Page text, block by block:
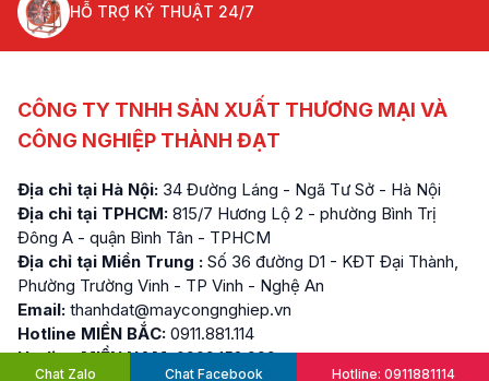
HỖ TRỢ KỸ THUẬT 24/7
CÔNG TY TNHH SẢN XUẤT THƯƠNG MẠI VÀ
CÔNG NGHIỆP THÀNH ĐẠT
Địa chỉ tại Hà Nội: 34 Đường Láng - Ngã Tư Sở - Hà Nội
Địa chỉ tại TPHCM: 815/7 Hương Lộ 2 - phường Bình Trị
Đông A - quận Bình Tân - TPHCM
Địa chỉ tại Miền Trung : Số 36 đường D1 - KĐT Đại Thành,
Phường Trường Vinh - TP Vinh - Nghệ An
Email: thanhdat@maycongnghiep.vn
Hotline MIỀN BẮC: 0911.881.114
Hotline MIỀN NAM: 0909.152.999
Chat Zalo Chat Facebook Hotline: 0911881114